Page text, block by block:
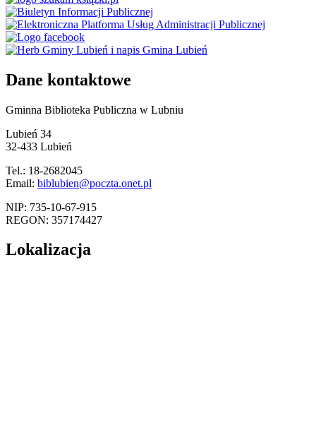
Dane kontaktowe
Gminna Biblioteka Publiczna w Lubniu
Lubień 34
32-433 Lubień
Tel.: 18-2682045
Email: biblubien@poczta.onet.pl
NIP: 735-10-67-915
REGON: 357174427
Lokalizacja